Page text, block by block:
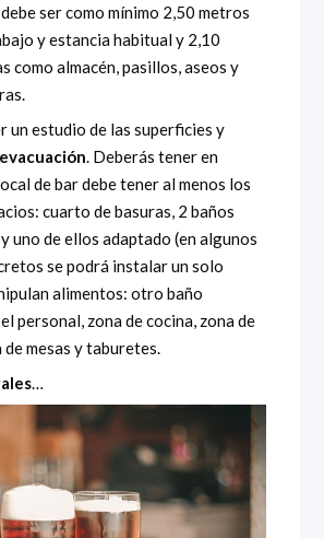
ser como mínimo 2,50 metros
y estancia habitual y 2,10
como almacén, pasillos, aseos y
un estudio de las superficies y
. Deberás tener en
de bar debe tener al menos los
cuarto de basuras, 2 baños
uno de ellos adaptado (en algunos
se podrá instalar un solo
alimentos: otro baño
personal, zona de cocina, zona de
mesas y taburetes.